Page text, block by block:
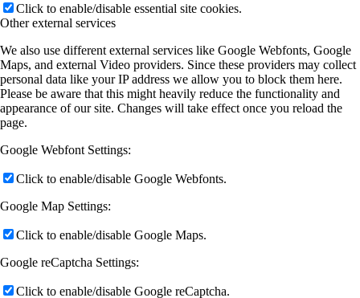
Click to enable/disable essential site cookies.
Other external services
We also use different external services like Google Webfonts, Google
Maps, and external Video providers. Since these providers may collect
personal data like your IP address we allow you to block them here.
Please be aware that this might heavily reduce the functionality and
appearance of our site. Changes will take effect once you reload the
page.
Google Webfont Settings:
Click to enable/disable Google Webfonts.
Google Map Settings:
Click to enable/disable Google Maps.
Google reCaptcha Settings:
Click to enable/disable Google reCaptcha.